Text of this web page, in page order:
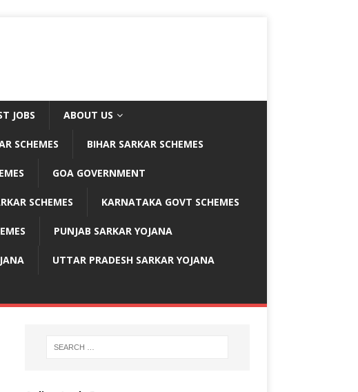
JOBS ABOUT US
SCHEMES BIHAR SARKAR SCHEMES
GOA GOVERNMENT
SCHEMES KARNATAKA GOVT SCHEMES
PUNJAB SARKAR YOJANA
UTTAR PRADESH SARKAR YOJANA